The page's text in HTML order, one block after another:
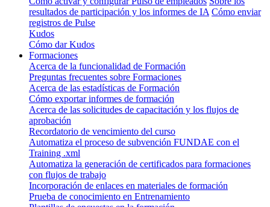
resultados de participación y los informes de IA Cómo enviar
registros de Pulse
Kudos
Cómo dar Kudos
Formaciones
Acerca de la funcionalidad de Formación
Preguntas frecuentes sobre Formaciones
Acerca de las estadísticas de Formación
Cómo exportar informes de formación
Acerca de las solicitudes de capacitación y los flujos de
aprobación
Recordatorio de vencimiento del curso
Automatiza el proceso de subvención FUNDAE con el
Training .xml
Automatiza la generación de certificados para formaciones
con flujos de trabajo
Incorporación de enlaces en materiales de formación
Prueba de conocimiento en Entrenamiento